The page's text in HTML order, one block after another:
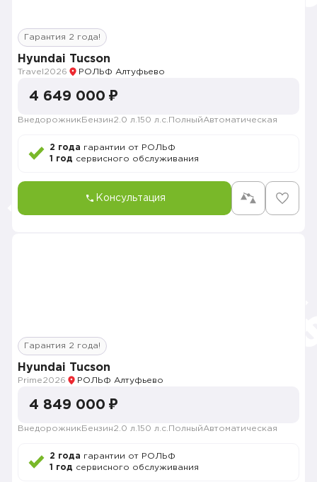
Гарантия 2 года!
Hyundai Tucson
Travel 2026 РОЛЬФ Алтуфьево
4 649 000 ₽
Внедорожник Бензин2.0 л. 150 л.с. ПолныйАвтоматическая
2 года гарантии от РОЛЬФ
1 год сервисного обслуживания
Консультация
Гарантия 2 года!
Hyundai Tucson
Prime2026 РОЛЬФ Алтуфьево
4 849 000 ₽
Внедорожник Бензин2.0 л. 150 л.с. ПолныйАвтоматическая
2 года гарантии от РОЛЬФ
1 год сервисного обслуживания